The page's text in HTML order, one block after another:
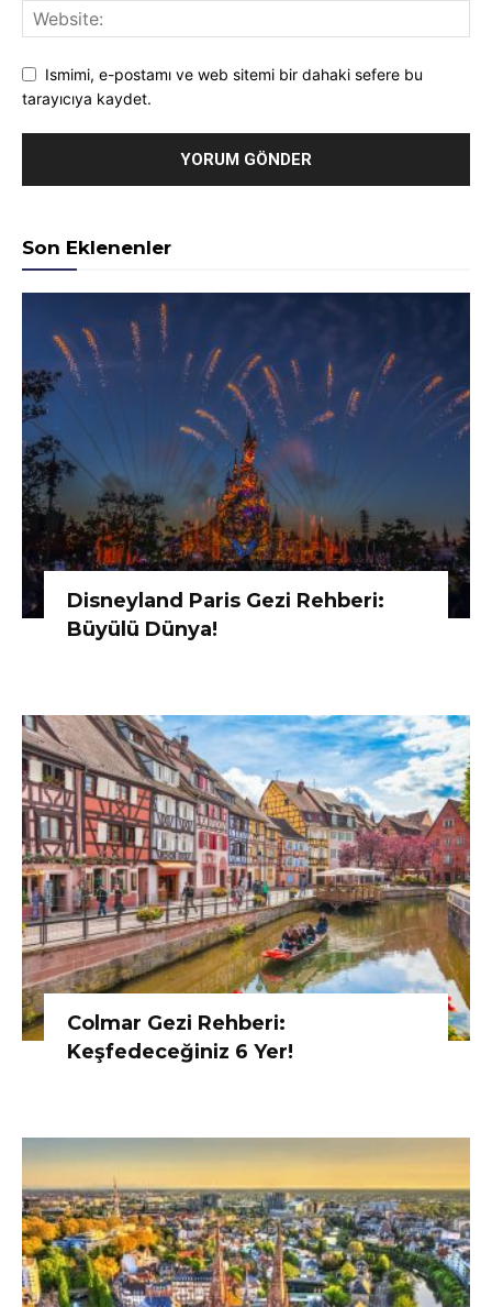
Ismimi, e-postamı ve web sitemi bir dahaki sefere bu
tarayıcıya kaydet.
Son Eklenenler
Disneyland Paris Gezi Rehberi:
Büyülü Dünya!
Colmar Gezi Rehberi:
Keşfedeceğiniz 6 Yer!